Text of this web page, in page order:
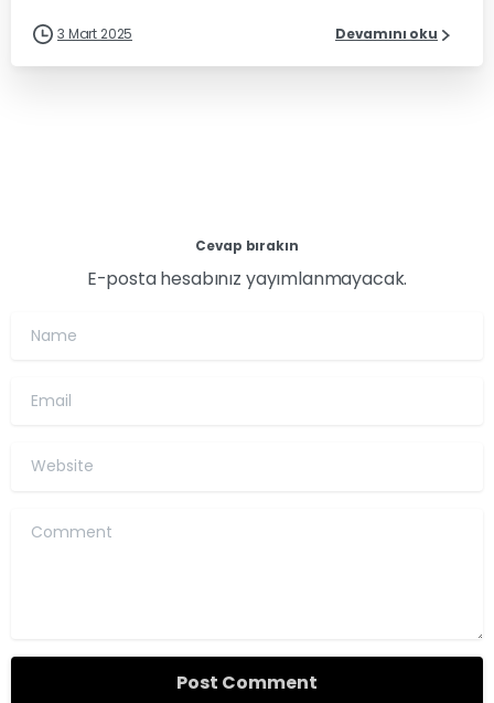
3 Mart 2025 Devamını oku
Cevap bırakın
E-posta hesabınız yayımlanmayacak.
Name
Email
Website
Comment